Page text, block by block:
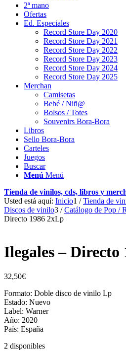
2ª mano
Ofertas
Ed. Especiales
Record Store Day 2020
Record Store Day 2021
Record Store Day 2022
Record Store Day 2023
Record Store Day 2024
Record Store Day 2025
Merchan
Camisetas
Bebé / Niñ@
Bolsos / Totes
Souvenirs Bora-Bora
Libros
Sello Bora-Bora
Carteles
Juegos
Buscar
Menú Menú
Tienda de vinilos, cds, libros y
Usted está aquí: Inicio1 / Tienda de
Discos de vinilo3 / Catálogo de Pop /
Directo 1986 2xLp
Ilegales – Directo
32,50€
Formato: Doble disco de vinilo Lp
Estado: Nuevo
Label: Warner
Año: 2020
País: España
2 disponibles